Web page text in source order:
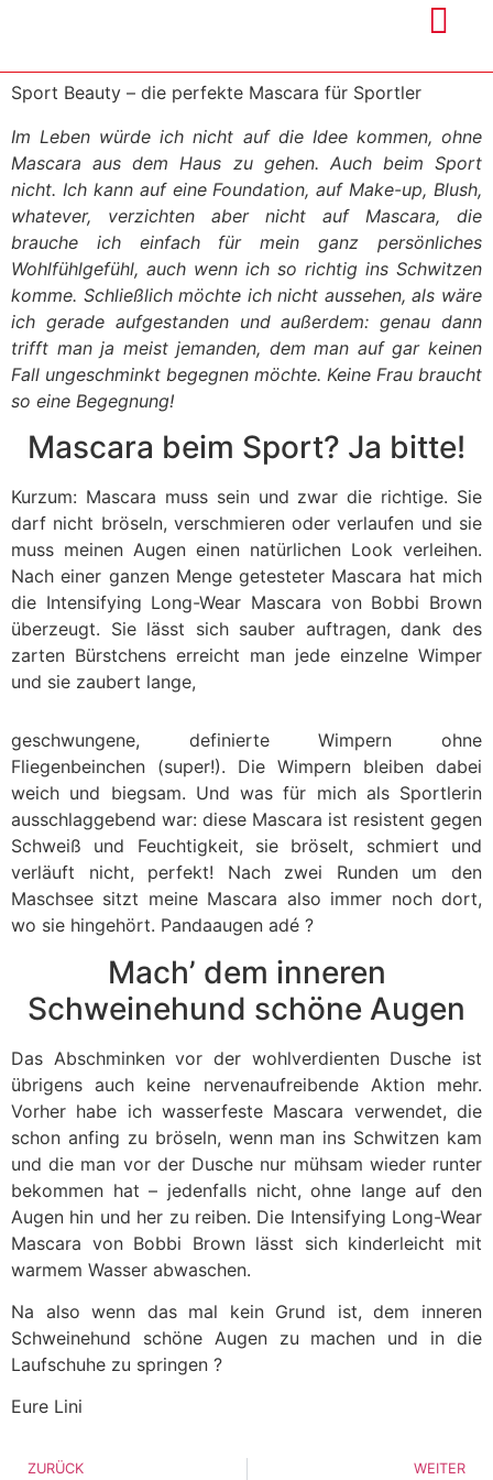
Sport Beauty – die perfekte Mascara für Sportler
Im Leben würde ich nicht auf die Idee kommen, ohne
Mascara aus dem Haus zu gehen. Auch beim Sport
nicht. Ich kann auf eine Foundation, auf Make-up, Blush,
whatever, verzichten aber nicht auf Mascara, die
brauche ich einfach für mein ganz persönliches
Wohlfühlgefühl, auch wenn ich so richtig ins Schwitzen
komme. Schließlich möchte ich nicht aussehen, als wäre
ich gerade aufgestanden und außerdem: genau dann
trifft man ja meist jemanden, dem man auf gar keinen
Fall ungeschminkt begegnen möchte. Keine Frau braucht
so eine Begegnung!
Mascara beim Sport? Ja bitte!
Kurzum: Mascara muss sein und zwar die richtige. Sie
darf nicht bröseln, verschmieren oder verlaufen und sie
muss meinen Augen einen natürlichen Look verleihen.
Nach einer ganzen Menge getesteter Mascara hat mich
die Intensifying Long-Wear Mascara von Bobbi Brown
überzeugt. Sie lässt sich sauber auftragen, dank des
zarten Bürstchens erreicht man jede einzelne Wimper
und sie zaubert lange,
geschwungene, definierte Wimpern ohne
Fliegenbeinchen (super!). Die Wimpern bleiben dabei
weich und biegsam. Und was für mich als Sportlerin
ausschlaggebend war: diese Mascara ist resistent gegen
Schweiß und Feuchtigkeit, sie bröselt, schmiert und
verläuft nicht, perfekt! Nach zwei Runden um den
Maschsee sitzt meine Mascara also immer noch dort,
wo sie hingehört. Pandaaugen adé ?
Mach’ dem inneren
Schweinehund schöne Augen
Das Abschminken vor der wohlverdienten Dusche ist
übrigens auch keine nervenaufreibende Aktion mehr.
Vorher habe ich wasserfeste Mascara verwendet, die
schon anfing zu bröseln, wenn man ins Schwitzen kam
und die man vor der Dusche nur mühsam wieder runter
bekommen hat – jedenfalls nicht, ohne lange auf den
Augen hin und her zu reiben. Die Intensifying Long-Wear
Mascara von Bobbi Brown lässt sich kinderleicht mit
warmem Wasser abwaschen.
Na also wenn das mal kein Grund ist, dem inneren
Schweinehund schöne Augen zu machen und in die
Laufschuhe zu springen ?
Eure Lini
ZURÜCK WEITER